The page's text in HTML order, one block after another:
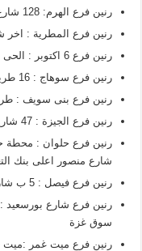
رنين فرع الهرم: 128 شارع الهرم – محطة الكوم الاخضر
رنين فرع المطرية : اخر
رنين فرع 6 اكتوبر : الحى السادس اجياد انفنتى مول
رنين فرع سوهاج : 16 طريق سوهاج اخميم – صينية اخميم
رنين فرع بنى سويف : طريق
رنين فرع الجيزة : 47 شارع ربيع الجيزى
شارع منصور اعلى بنك
رنين فرع فيصل : 5 ب شارع فيصل _ المريوطية امام فندق قاعود
سوق غزة
رنين فرع ميت غمر :ميت